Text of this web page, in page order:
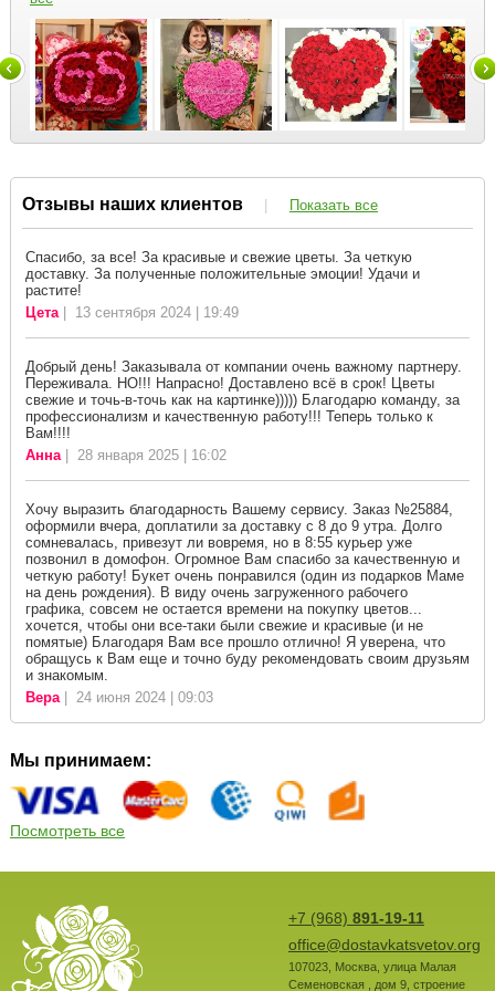
Отзывы наших клиентов | Показать все
Спасибо, за все! За красивые и свежие цветы. За четкую
доставку. За полученные положительные эмоции! Удачи и
растите!
Цета| 13 сентября 2024 | 19:49
Добрый день! Заказывала от компании очень важному партнеру.
Переживала. НО!!! Напрасно! Доставлено всё в срок! Цветы
свежие и точь-в-точь как на картинке))))) Благодарю команду, за
профессионализм и качественную работу!!! Теперь только к
Вам!!!!
Анна| 28 января 2025 | 16:02
Хочу выразить благодарность Вашему сервису. Заказ №25884,
оформили вчера, доплатили за доставку с 8 до 9 утра. Долго
сомневалась, привезут ли вовремя, но в 8:55 курьер уже
позвонил в домофон. Огромное Вам спасибо за качественную и
четкую работу! Букет очень понравился (один из подарков Маме
на день рождения). В виду очень загруженного рабочего
графика, совсем не остается времени на покупку цветов...
хочется, чтобы они все-таки были свежие и красивые (и не
помятые) Благодаря Вам все прошло отлично! Я уверена, что
обращусь к Вам еще и точно буду рекомендовать своим друзьям
и знакомым.
Вера| 24 июня 2024 | 09:03
Мы принимаем:
Посмотреть все
+7 (968) 891-19-11
office@dostavkatsvetov.org
107023, Москва, улица Малая
Семеновская , дом 9, строение